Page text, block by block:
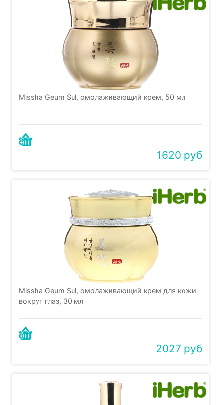
Missha Geum Sul, омолаживающий крем, 50 мл
1620 руб
Missha Geum Sul, омолаживающий крем для кожи
вокруг глаз, 30 мл
2027 руб